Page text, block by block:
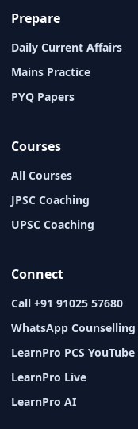
Prepare
Daily Current Affairs
Mains Practice
PYQ Papers
Courses
All Courses
JPSC Coaching
UPSC Coaching
Connect
Call +91 91025 57680
WhatsApp Counselling
LearnPro PCS YouTube
LearnPro Live
LearnPro AI